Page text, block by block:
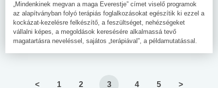
„Mindenkinek megvan a maga Everestje” címet viselő programok
az alapítványban folyó terápiás foglalkozásokat egészítik ki ezzel a
kockázat-kezelésre felkészítő, a feszültséget, nehézségeket
vállalni képes, a megoldások keresésére alkalmassá tevő
magatartásra neveléssel, sajátos „terápiával”, a példamutatással.
< 1 2 3 4 5 >